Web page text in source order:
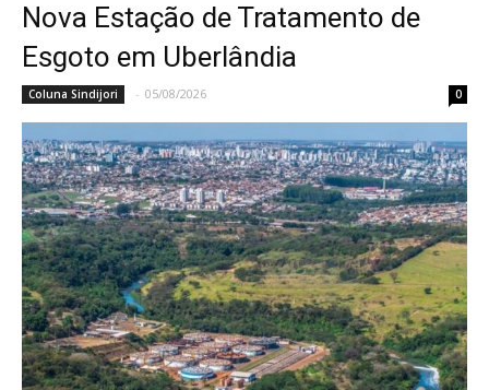
Nova Estação de Tratamento de
Esgoto em Uberlândia
Coluna Sindijori - 05/08/2026 0